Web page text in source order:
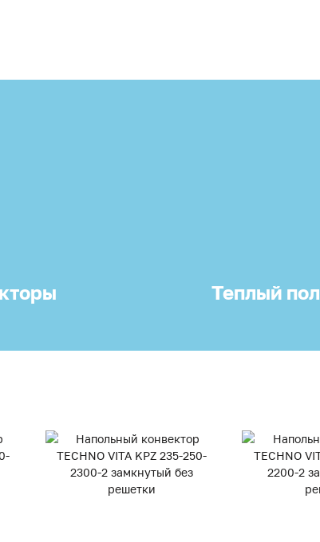
Теплый пол